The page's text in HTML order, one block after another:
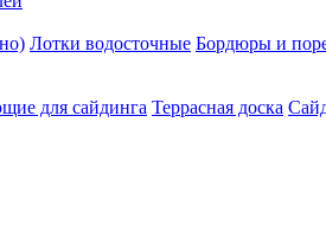
Лотки водосточные Бордюры и
для сайдинга Террасная доска